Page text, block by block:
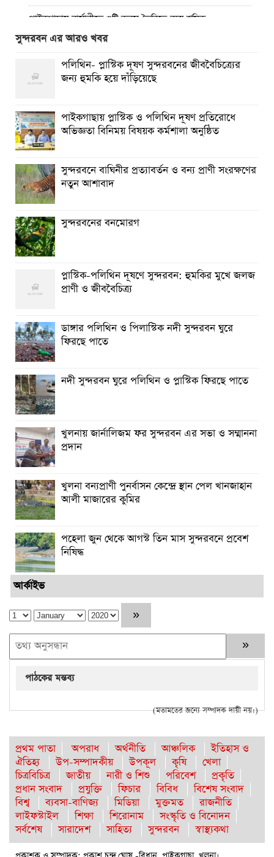
পাইকগাছায় নার্সারীতে গুটি কলম তৈরিতে ব্যস্ত শ্রমিক
বিশ্ব জুড়ে আদিবাসী জনগোষ্ঠী ক্রমাগত ঝুঁকিতে
নিত্য প্রয়োজনীয় দ্রব্যমূল্যের উর্ধ্বগতির প্রতিবাদে মাগুরায় ১১দলীয়
ঐক্য জোটেরস্মারকলিপি প্রদান
মাগুরায় সাকিব আল হাসানের বাড়িতে ভাঙচুর, পেট্রোল নিক্ষেপ ও
অগ্নিসংযোগ
সুন্দরবন এর আরও খবর
পলিথিন- প্লাস্টিক দূষণ সুন্দরবনের জীববৈচিত্র্যের
জন্য হুমকি হয়ে দাঁড়িয়েছে
পাইকগাছায় প্লাস্টিক ও পলিথিন দূষণ প্রতিরোধে
অভিজ্ঞতা বিনিময় বিষয়ক কর্মশালা অনুষ্ঠিত
সুন্দরবনে বাঘিনীর প্রত্যাবর্তন ও বন্য প্রাণী সংরক্ষণের
নতুন আশাবাদ
সুন্দরবনের বনমোরগ
প্লাস্টিক-পলিথিন দূষণে সুন্দরবন: হুমকির মুখে জলজ
প্রাণী ও জীববৈচিত্র্য
ডাঙ্গার পলিথিন ও পিলাস্টিক নদী সুন্দরবন ঘুরে
ফিরছে পাতে
নদী সুন্দরবন ঘুরে পলিথিন ও প্লাস্টিক ফিরছে পাতে
খুলনায় জার্নালিজম ফর সুন্দরবন এর সভা ও সম্মাননা
প্রদান
খুলনা বন্যপ্রাণী পুনর্বাসন কেন্দ্রে স্থান পেল খানজাহান
আলী মাজারের কুমির
পহেলা জুন থেকে আগস্ট তিন মাস সুন্দরবনে প্রবেশ
নিষিদ্ধ
আর্কাইভ
পাঠকের মন্তব্য
(মতামতের জন্যে সম্পাদক দায়ী নয়।)
প্রথম পাতা অপরাধ অর্থনীতি আঞ্চলিক
ইতিহাস ও
ঐতিহ্য
উপ-সম্পাদকীয় উপকূল কৃষি
খেলা
চিত্রবিচিত্র
জাতীয় নারী ও শিশু পরিবেশ
প্রকৃতি
প্রধান সংবাদ
প্রযুক্তি ফিচার বিবিধ
বিশেষ সংবাদ
বিশ্ব
ব্যবসা-বাণিজ্য মিডিয়া মুক্তমত
রাজনীতি
লাইফস্টাইল
শিক্ষা শিরোনাম
সংস্কৃতি ও বিনোদন
সর্বশেষ
সারাদেশ সাহিত্য সুন্দরবন স্বাস্থ্যকথা